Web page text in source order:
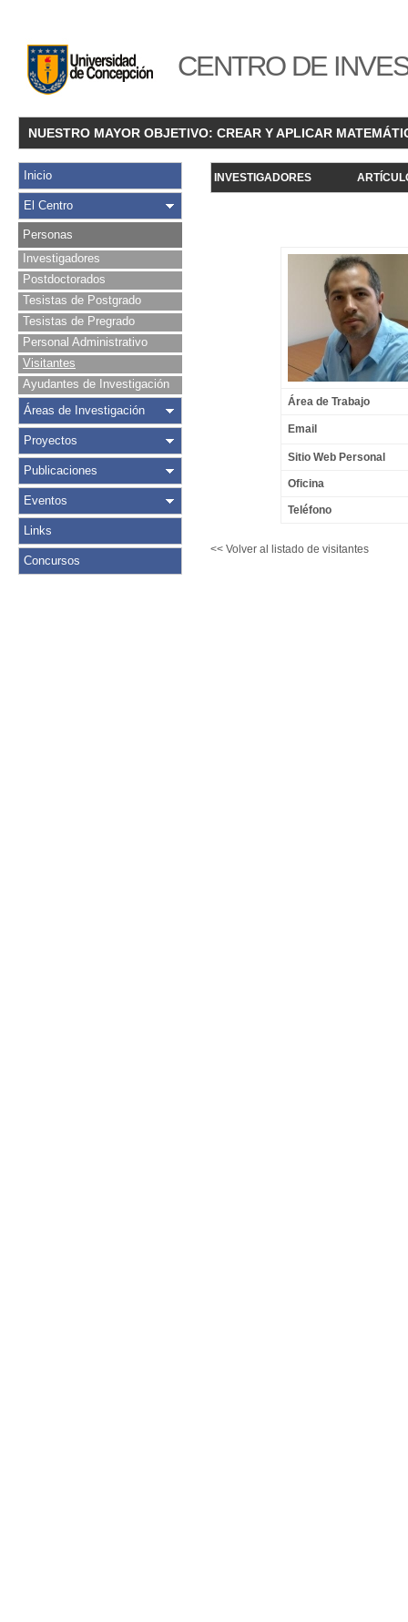
CENTRO DE
NUESTRO MAYOR OBJETIVO: CREAR Y APLICAR
Inicio
El Centro
Personas
Investigadores
Postdoctorados
Tesistas de Postgrado
Tesistas de Pregrado
Personal Administrativo
Visitantes
Ayudantes de Investigación
Áreas de Investigación
Proyectos
Publicaciones
Eventos
Links
Concursos
INVESTIGADORES
Área de Trabajo
Email
Sitio Web Personal
Oficina
Teléfono
<< Volver al listado de visitantes